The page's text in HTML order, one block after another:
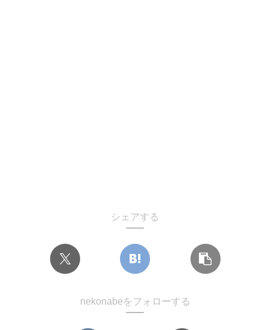
シェアする
nekonabeをフォローする